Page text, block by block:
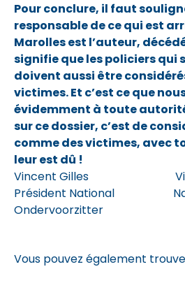
Pour conclure, il faut
responsable de ce qui est
Marolles est l’auteur,
signifie que les policiers qui
doivent aussi être
victimes. Et c’est ce que
évidemment à toute
sur ce dossier, c’est de
comme des victimes, avec
leur est dû !
Vincent Gilles
Président National
Ondervoorzitter
Vous pouvez également